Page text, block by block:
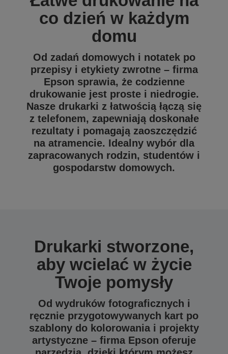
co dzień w każdym
domu
Od zadań domowych i notatek po
przepisy i etykiety zwrotne – firma
Epson sprawia, że codzienne
drukowanie jest proste i niedrogie.
Nasze drukarki z łatwością łączą się
z telefonem, zapewniają doskonałe
rezultaty i pomagają zaoszczędzić
na atramencie. Idealny wybór dla
zapracowanych rodzin, studentów i
gospodarstw domowych.
Drukarki stworzone,
aby wcielać w życie
Twoje pomysły
Od wydruków fotograficznych i
ręcznie przygotowywanych kart po
szablony do kolorowania i projekty
artystyczne – firma Epson oferuje